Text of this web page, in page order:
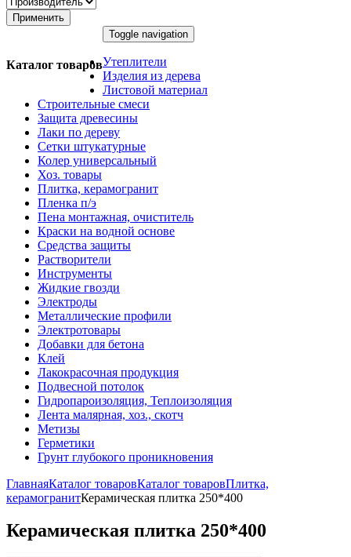
Применить
Каталог товаров
Toggle navigation
Утеплители
Изделия из дерева
Листовой материал
Строительные смеси
Защита древесины
Лаки по дереву
Сетки штукатурные
Колер универсальный
Хоз. товары
Плитка, керамогранит
Пленка п/э
Пена монтажная, очиститель
Краски на водной основе
Средства защиты
Растворители
Инструменты
Жидкие гвозди
Электроды
Металлические профили
Электротовары
Добавки для бетона
Клей
Лакокрасочная продукция
Подвесной потолок
Гидропароизоляция, Теплоизоляция
Лента малярная, хоз., скотч
Метизы
Герметики
Грунт глубокого проникновения
ГлавнаяКаталог товаровКаталог товаровПлитка,
керамогранитКерамическая плитка 250*400
Керамическая плитка 250*400